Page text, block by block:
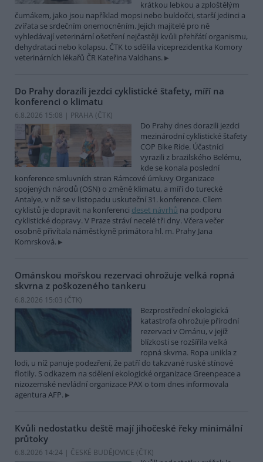
krátkou lebkou a zploštělým
čumákem, jako jsou například mopsi nebo buldočci, starší jedinci a
zvířata se srdečním onemocněním. Jejich majitelé pro ně
vyhledávají veterinární ošetření nejčastěji kvůli přehřátí organismu,
dehydrataci nebo kolapsu. ČTK to sdělila viceprezidentka Komory
veterinárních lékařů ČR Kateřina Valdhans.
Do Prahy dorazili jezdci cyklistické štafety, míří na
konferenci o klimatu
6.8.2026 15:08 | PRAHA (ČTK)
Do Prahy dnes dorazili jezdci
mezinárodní cyklistické štafety
COP Bike Ride. Účastníci
vyrazili z brazilského Belému,
kde se konala poslední
konference smluvních stran Rámcové úmluvy Organizace
spojených národů (OSN) o změně klimatu, a míří do turecké
Antalye, v níž se v listopadu uskuteční 31. konference. Cílem
cyklistů je dopravit na konferenci deset návrhů na podporu
cyklistické dopravy. V Praze stráví necelé tři dny. Včera večer
osobně přivítala náměstkyně primátora hl. m. Prahy Jana
Komrsková.
Ománskou mořskou rezervaci ohrožuje velká ropná
skvrna z poškozeného tankeru
6.8.2026 15:03 (ČTK)
Bezprostřední ekologická
katastrofa ohrožuje přírodní
rezervaci v Ománu, v jejíž
blízkosti se rozšířila velká
ropná skvrna. Ropa unikla z
lodi, u níž panuje podezření, že patří do takzvané ruské stínové
flotily. S odkazem na sdělení ekologické organizace Greenpeace a
nizozemské nevládní organizace PAX o tom dnes informovala
agentura AFP.
Kvůli nedostatku deště mají jihočeské řeky minimální
průtoky
6.8.2026 14:24 | ČESKÉ BUDĚJOVICE (ČTK)